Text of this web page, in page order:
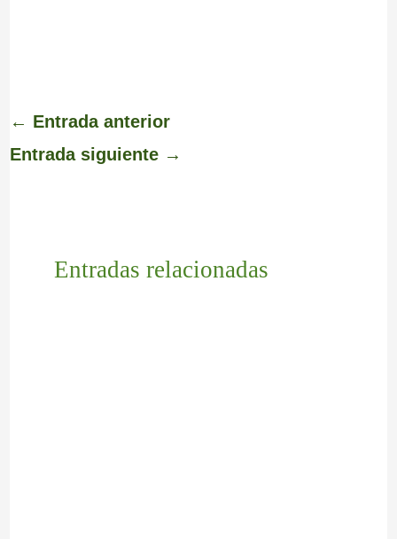
← Entrada anterior
Entrada siguiente →
Entradas relacionadas